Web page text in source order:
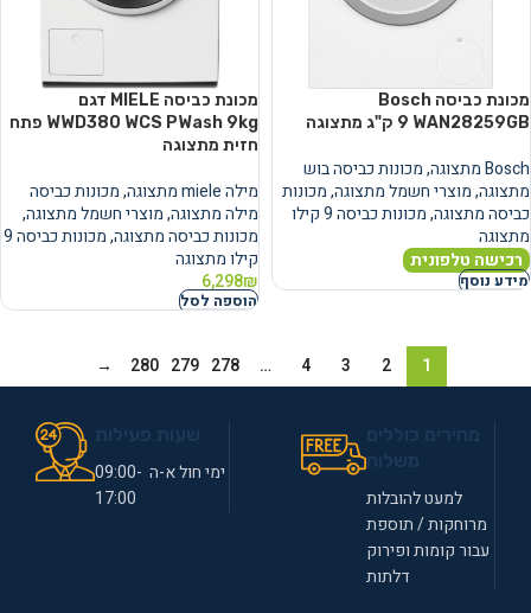
מכונת כביסה Bosch
WAN28259GB ‏9 ‏ק"ג מתצוגה
Bosch מתצוגה ,מכונות כביסה בוש
מתצוגה,מוצרי חשמל מתצוגה,מכונות
כביסה מתצוגה,
מכונות כביסה 9 קילו
מתצוגה
רכישה טלפונית
מידע נוסף
מכונת כביסה MIELE דגם
WWD380 WCS PWash 9kg פתח
חזית מתצוגה
מילה miele מתצוגה ,מכונות כביסה
מילה מתצוגה,מוצרי חשמל מתצוגה,
מכונות כביסה מתצוגה,
מכונות כביסה 9
קילו מתצוגה
6,298₪
הוספה לסל
1
2
3
4
…
278
279
280
→
למעט להובלות
מרוחקות / תוספת
עבור קומות ופירוק
דלתות
ימי חול א-ה 09:00-
17:00